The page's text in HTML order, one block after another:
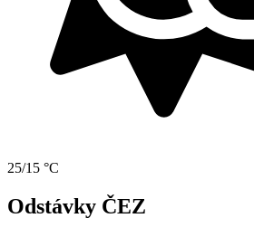
25/15 °C
Odstávky ČEZ